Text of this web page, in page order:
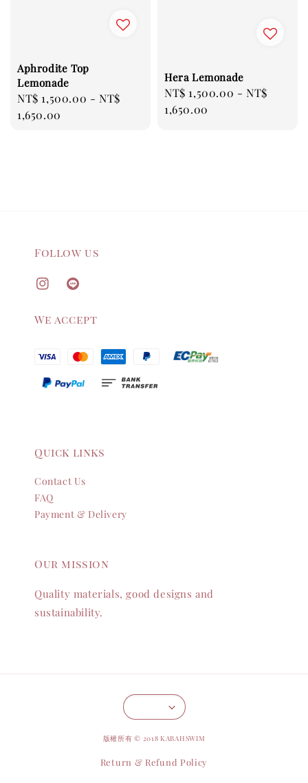
Aphrodite Top
Lemonade
Regular
price
NT$ 1,500.00 -NT$
1,650.00
Hera Lemonade
Regular
price
NT$ 1,500.00 -NT$
1,650.00
Follow us
We accept
Quick links
Contact Us
FAQ
Payment & Delivery
Our mission
Quality materials, good designs and
sustainability.
版權所有 © 2018 KABAHSWIM
Return & Refund Policy